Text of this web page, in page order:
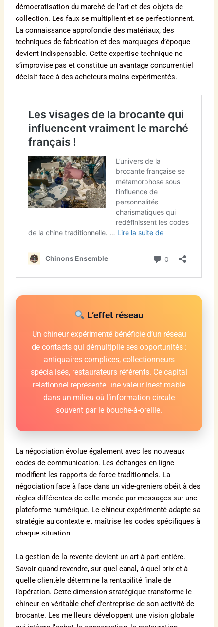
démocratisation du marché de l’art et des objets de
collection. Les faux se multiplient et se perfectionnent.
La connaissance approfondie des matériaux, des
techniques de fabrication et des marquages d’époque
devient indispensable. Cette expertise technique ne
s’improvise pas et constitue un avantage concurrentiel
décisif face à des acheteurs moins expérimentés.
L’effet réseau
Un chineur expérimenté bénéficie d’un réseau
de contacts qui démultiplie ses opportunités :
antiquaires complices, collectionneurs
spécialisés, restaurateurs référents. Ce capital
relationnel représente une valeur inestimable
dans un milieu où l’information circule
souvent par le bouche-à-oreille.
La négociation évolue également avec les nouveaux
codes de communication. Les échanges en ligne
modifient les rapports de force traditionnels. La
négociation face à face dans un vide-greniers obéit à des
règles différentes de celle menée par messages sur une
plateforme numérique. Le chineur expérimenté adapte sa
stratégie au contexte et maîtrise les codes spécifiques à
chaque situation.
La gestion de la revente devient un art à part entière.
Savoir quand revendre, sur quel canal, à quel prix et à
quelle clientèle détermine la rentabilité finale de
l’opération. Cette dimension stratégique transforme le
chineur en véritable chef d’entreprise de son activité de
brocante. Les meilleurs développent une vision globale